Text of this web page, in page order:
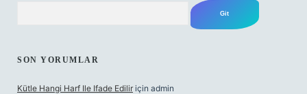
SON YORUMLAR
Kütle Hangi Harf Ile Ifade Edilir için admin